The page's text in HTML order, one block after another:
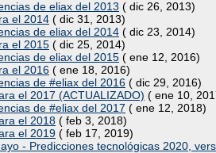
de eliax del 2013 ( dic 26, 2013)
el 2014 ( dic 31, 2013)
de eliax del 2014 ( dic 23, 2014)
el 2015 ( dic 25, 2014)
de eliax del 2015 ( ene 12, 2016)
el 2016 ( ene 18, 2016)
de #eliax del 2016 ( dic 29, 2016)
el 2017 (ACTUALIZADO) ( ene 10,
de #eliax del 2017 ( ene 12, 2018)
el 2018 ( feb 3, 2018)
el 2019 ( feb 17, 2019)
- Predicciones tecnológicas 2020,